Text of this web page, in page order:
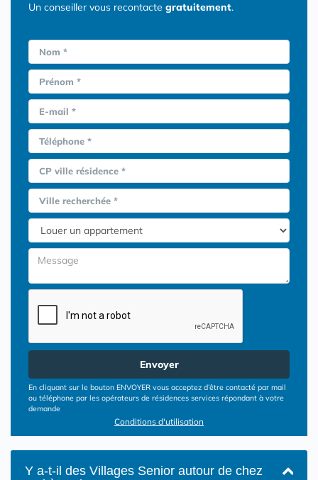
Un conseiller vous recontacte gratuitement.
Nom *
Prénom *
E-mail *
Téléphone *
CP ville résidence *
Ville recherchée *
Envoyer
En cliquant sur le bouton ENVOYER vous acceptez d’être contacté par mail
ou téléphone par les opérateurs de résidences services répondant à votre
demande
Conditions d'utilisation
Y a-t-il des Villages Senior autour de chez